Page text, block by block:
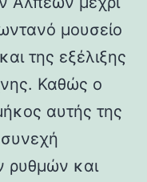
μουσείο
της εξέλιξης
Καθώς ο
αυτής της
συνεχή
ρυθμών και